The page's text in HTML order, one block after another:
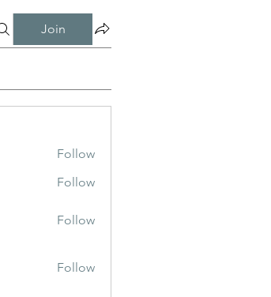
Join
Follow
Follow
Follow
Follow